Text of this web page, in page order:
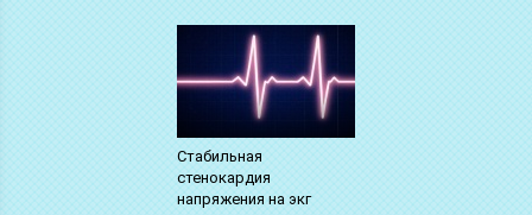
Стабильная
стенокардия
напряжения на экг